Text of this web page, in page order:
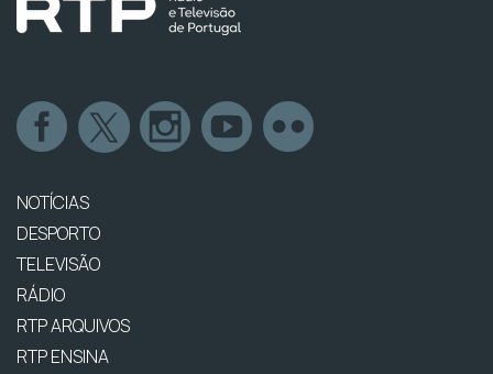
NOTÍCIAS
DESPORTO
TELEVISÃO
RÁDIO
RTP ARQUIVOS
RTP ENSINA